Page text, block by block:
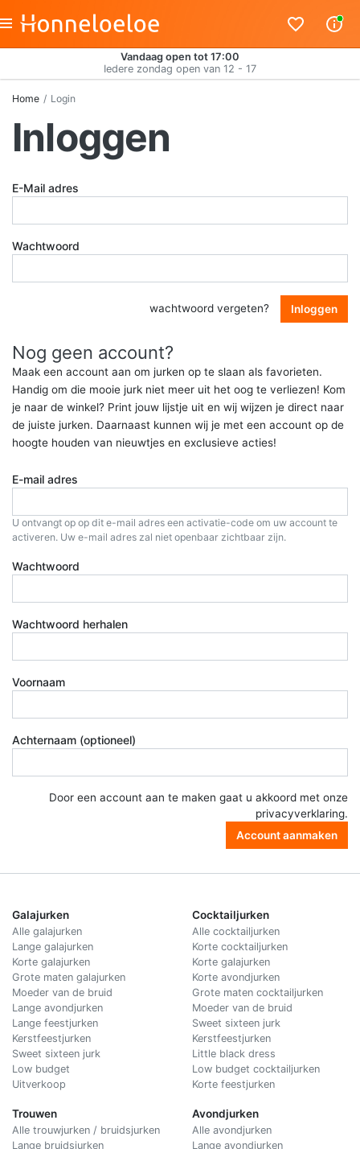
Vandaag open tot 17:00
Iedere zondag open van 12 - 17
Home Login
Inloggen
E-Mail adres
Wachtwoord
wachtwoord vergeten? Inloggen
Nog geen account?
Maak een account aan om jurken op te slaan als favorieten.
Handig om die mooie jurk niet meer uit het oog te verliezen! Kom
je naar de winkel? Print jouw lijstje uit en wij wijzen je direct naar
de juiste jurken. Daarnaast kunnen wij je met een account op de
hoogte houden van nieuwtjes en exclusieve acties!
E-mail adres
U ontvangt op op dit e-mail adres een activatie-code om uw account te
activeren. Uw e-mail adres zal niet openbaar zichtbaar zijn.
Wachtwoord
Wachtwoord herhalen
Voornaam
Achternaam (optioneel)
Door een account aan te maken gaat u akkoord met onze
privacyverklaring.
Account aanmaken
Galajurken
Alle galajurken
Lange galajurken
Korte galajurken
Grote maten galajurken
Moeder van de bruid
Lange avondjurken
Lange feestjurken
Kerstfeestjurken
Sweet sixteen jurk
Low budget
Uitverkoop
Trouwen
Alle trouwjurken / bruidsjurken
Lange bruidsjurken
Cocktailjurken
Alle cocktailjurken
Korte cocktailjurken
Korte galajurken
Korte avondjurken
Grote maten cocktailjurken
Moeder van de bruid
Sweet sixteen jurk
Kerstfeestjurken
Little black dress
Low budget cocktailjurken
Korte feestjurken
Avondjurken
Alle avondjurken
Lange avondjurken